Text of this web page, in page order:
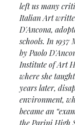
left us many
Italian Art
D'Ancona,
schools. In
by Paolo
Institute of Art
where she
years later,
environment,
became an
the Parini High